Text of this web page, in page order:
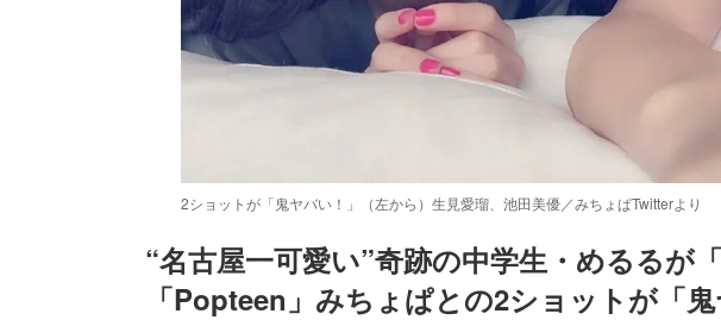
2ショットが「鬼ヤバい！」（左から）生見愛瑠、池田美優／みちょぱTwitterより
Unmute / Loaded :
87.03%
“名古屋一可愛い”奇跡の中学生・めるるが
「Popteen」みちょぱとの2ショットが「鬼